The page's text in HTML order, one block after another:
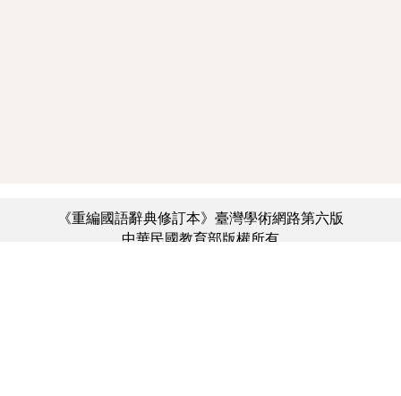
《重編國語辭典修訂本》臺灣學術網路第六版
中華民國教育部版權所有